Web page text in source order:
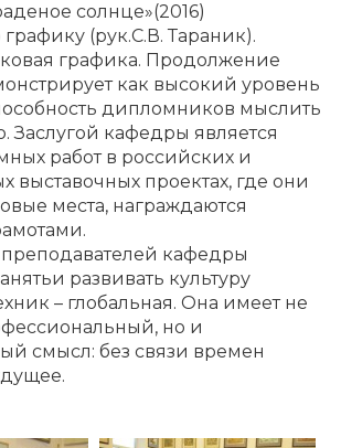
солнце»(2016)
(рук.С.В. Тараник).
графика. Продолжение
как высокий уровень
дипломников мыслить
Заслугой кафедры является
работ в российских и
выставочных проектах, где они
места, награждаются
преподавателей кафедры
развивать культуру
– глобальная. Она имеет не
но и
смысл: без связи времен